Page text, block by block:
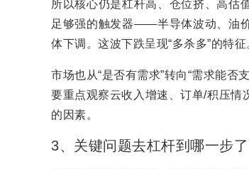
所以核心仍是杠杆高、仓位挤、高估
足够强的触发器——半导体波动、油
体下调。这波下跌呈现“多杀多”的特征
市场也从“是否有需求”转向“需求能
要重点观察云收入增速、订单/积压情
的因素。
3、关键问题去杠杆到哪一步了